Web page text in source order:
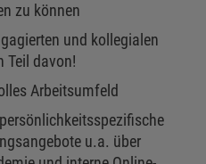
zu können
und kollegialen
Teil davon!
Arbeitsumfeld
u.a. über